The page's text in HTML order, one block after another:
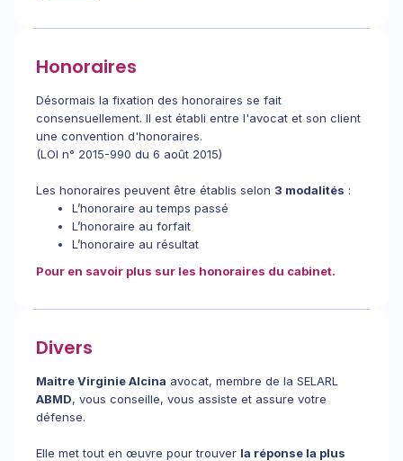
Honoraires
Désormais la fixation des honoraires se fait
consensuellement. Il est établi entre l'avocat et son client
une convention d'honoraires.
(LOI n° 2015-990 du 6 août 2015)
Les honoraires peuvent être établis selon 3 modalités :
L’honoraire au temps passé
L’honoraire au forfait
L’honoraire au résultat
Pour en savoir plus sur les honoraires du cabinet.
Divers
Maitre Virginie Alcina avocat, membre de la SELARL
ABMD, vous conseille, vous assiste et assure votre
défense.
Elle met tout en œuvre pour trouver la réponse la plus